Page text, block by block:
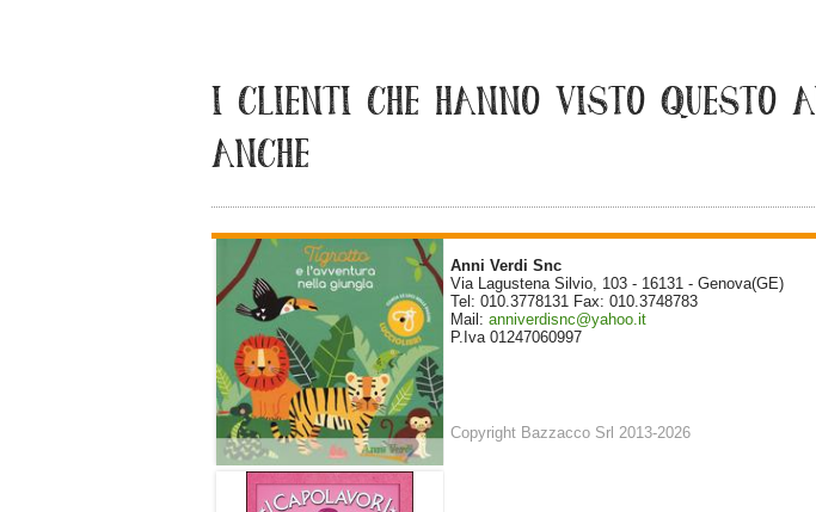
I CLIENTI CHE HANNO VISTO QUESTO
ANCHE
LIBRO TIGROTTO E
L'AVVENTURA DELLA
Anni Verdi Snc
Via Lagustena Silvio, 103 - 16131 - Genova(GE)
Tel: 010.3778131 Fax: 010.3748783
Mail: anniverdisnc@yahoo.it
P.Iva 01247060997
Copyright Bazzacco Srl 2013-2026